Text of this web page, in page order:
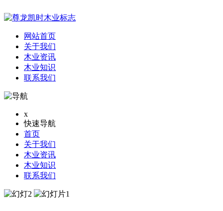
网站首页
关于我们
木业资讯
木业知识
联系我们
x
快速导航
首页
关于我们
木业资讯
木业知识
联系我们